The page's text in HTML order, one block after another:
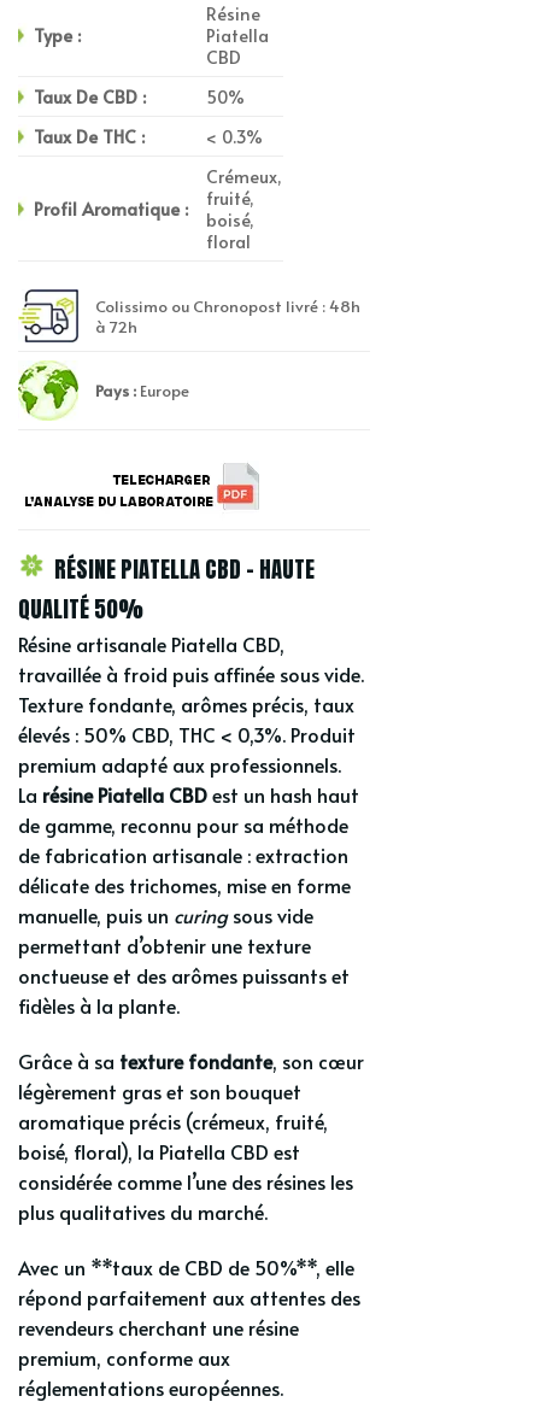
Type :
Résine
Piatella
CBD
Taux De CBD :
50%
Taux De THC :
< 0.3%
Profil Aromatique :
Crémeux,
fruité,
boisé,
floral
Colissimo ou Chronopost livré : 48h
à 72h
Pays :Europe
RÉSINE PIATELLA CBD – HAUTE
QUALITÉ 50%
Résine artisanale Piatella CBD,
travaillée à froid puis affinée sous vide.
Texture fondante, arômes précis, taux
élevés : 50% CBD, THC < 0,3%. Produit
premium adapté aux professionnels.
La résine Piatella CBDest un hash haut
de gamme, reconnu pour sa méthode
de fabrication artisanale : extraction
délicate des trichomes, mise en forme
manuelle, puis un curingsous vide
permettant d’obtenir une texture
onctueuse et des arômes puissants et
fidèles à la plante.
Grâce à sa texture fondante, son cœur
légèrement gras et son bouquet
aromatique précis (crémeux, fruité,
boisé, floral), la Piatella CBD est
considérée comme l’une des résines les
plus qualitatives du marché.
Avec un **taux de CBD de 50%**, elle
répond parfaitement aux attentes des
revendeurs cherchant une résine
premium, conforme aux
réglementations européennes.